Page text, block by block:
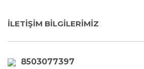
İLETİŞİM BİLGİLERİMİZ
8503077397